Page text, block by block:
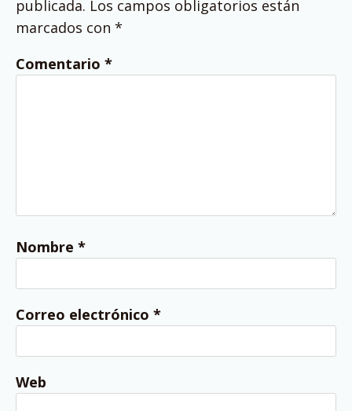
publicada. Los campos obligatorios están
marcados con *
Comentario *
Nombre *
Correo electrónico *
Web